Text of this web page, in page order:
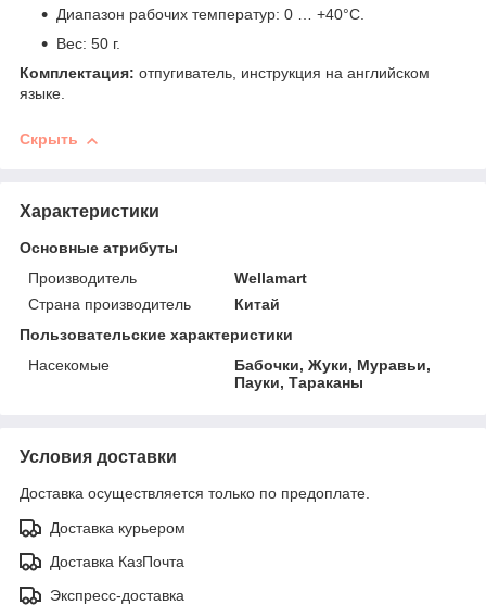
Диапазон рабочих температур: 0 … +40°C.
Вес: 50 г.
Комплектация: отпугиватель, инструкция на английском
языке.
Скрыть
Характеристики
Основные атрибуты
Производитель
Wellamart
Страна производитель
Китай
Пользовательские характеристики
Насекомые
Бабочки, Жуки, Муравьи,
Пауки, Тараканы
Условия доставки
Доставка осуществляется только по предоплате.
Доставка курьером
Доставка КазПочта
Экспресс-доставка